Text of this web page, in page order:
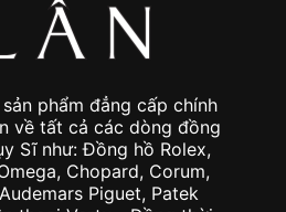
phẩm đẳng cấp chính
về tất cả các dòng đồng
Sĩ như: Đồng hồ Rolex,
Chopard, Corum,
Piguet, Patek